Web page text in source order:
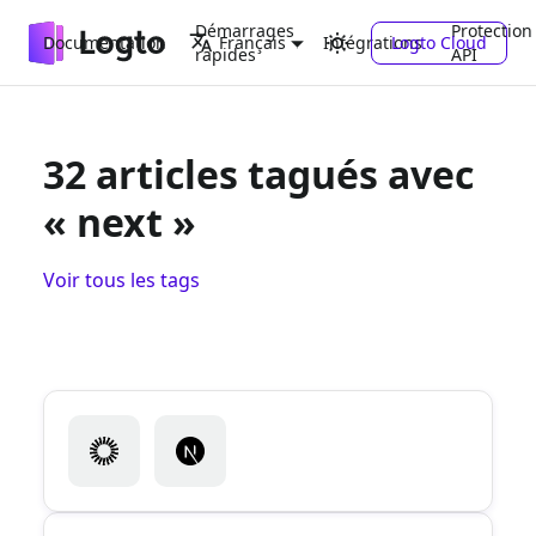
Documentation
Démarrages
rapides
Intégrations
Protection
API
Français Logto Cloud
32 articles tagués avec
« next »
Voir tous les tags